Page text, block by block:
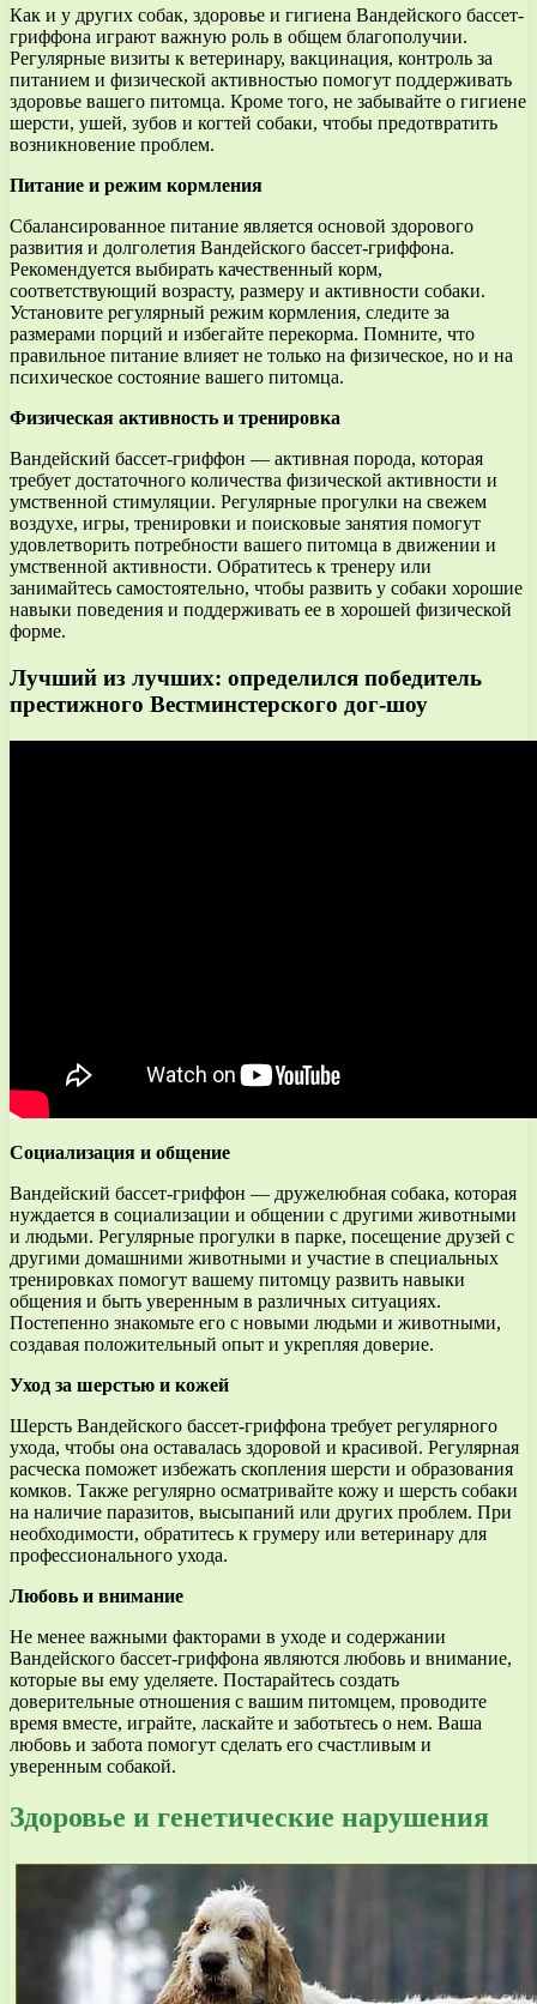
Как и у других собак, здоровье и гигиена Вандейского бассет-
гриффона играют важную роль в общем благополучии.
Регулярные визиты к ветеринару, вакцинация, контроль за
питанием и физической активностью помогут поддерживать
здоровье вашего питомца. Кроме того, не забывайте о гигиене
шерсти, ушей, зубов и когтей собаки, чтобы предотвратить
возникновение проблем.
Питание и режим кормления
Сбалансированное питание является основой здорового
развития и долголетия Вандейского бассет-гриффона.
Рекомендуется выбирать качественный корм,
соответствующий возрасту, размеру и активности собаки.
Установите регулярный режим кормления, следите за
размерами порций и избегайте перекорма. Помните, что
правильное питание влияет не только на физическое, но и на
психическое состояние вашего питомца.
Физическая активность и тренировка
Вандейский бассет-гриффон — активная порода, которая
требует достаточного количества физической активности и
умственной стимуляции. Регулярные прогулки на свежем
воздухе, игры, тренировки и поисковые занятия помогут
удовлетворить потребности вашего питомца в движении и
умственной активности. Обратитесь к тренеру или
занимайтесь самостоятельно, чтобы развить у собаки хорошие
навыки поведения и поддерживать ее в хорошей физической
форме.
Лучший из лучших: определился победитель
престижного Вестминстерского дог-шоу
Социализация и общение
Вандейский бассет-гриффон — дружелюбная собака, которая
нуждается в социализации и общении с другими животными
и людьми. Регулярные прогулки в парке, посещение друзей с
другими домашними животными и участие в специальных
тренировках помогут вашему питомцу развить навыки
общения и быть уверенным в различных ситуациях.
Постепенно знакомьте его с новыми людьми и животными,
создавая положительный опыт и укрепляя доверие.
Уход за шерстью и кожей
Шерсть Вандейского бассет-гриффона требует регулярного
ухода, чтобы она оставалась здоровой и красивой. Регулярная
расческа поможет избежать скопления шерсти и образования
комков. Также регулярно осматривайте кожу и шерсть собаки
на наличие паразитов, высыпаний или других проблем. При
необходимости, обратитесь к грумеру или ветеринару для
профессионального ухода.
Любовь и внимание
Не менее важными факторами в уходе и содержании
Вандейского бассет-гриффона являются любовь и внимание,
которые вы ему уделяете. Постарайтесь создать
доверительные отношения с вашим питомцем, проводите
время вместе, играйте, ласкайте и заботьтесь о нем. Ваша
любовь и забота помогут сделать его счастливым и
уверенным собакой.
Здоровье и генетические нарушения